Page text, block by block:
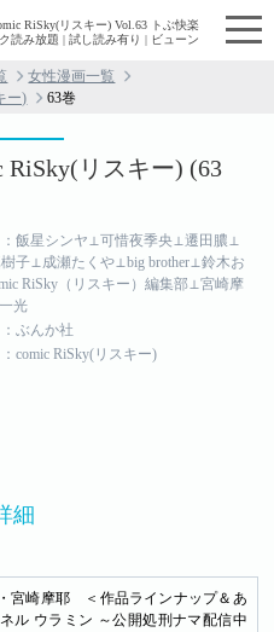
RiSky(リスキー) Vol.63 トぶ快楽
読み放題 | 試し読み有り | ビューン
女性漫画一覧
ー) 63巻
RiSky(リスキー) (63
星シンヤ⊥可惜夜季央⊥遷田膿⊥
子⊥成瀬たくや⊥big brother⊥鈴木お
RiSky（リスキー）編集部⊥宮崎摩
光
ぶんか社
comic RiSky(リスキー)
細
宮崎摩耶 ＜作品ラインナップ＆あ
ル ウラミン ～公開処刑ナマ配信中